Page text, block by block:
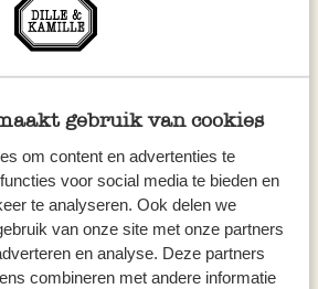
gebruik van cookies
om content en advertenties te
voor social media te bieden en
te analyseren. Ook delen we
van onze site met onze partners
en analyse. Deze partners
combineren met andere informatie
bois